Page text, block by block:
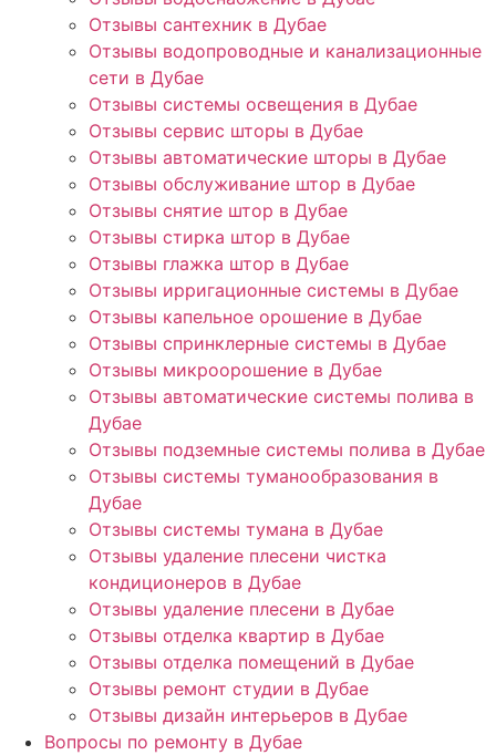
Отзывы сантехник в Дубае
Отзывы водопроводные и канализационные
сети в Дубае
Отзывы системы освещения в Дубае
Отзывы сервис шторы в Дубае
Отзывы автоматические шторы в Дубае
Отзывы обслуживание штор в Дубае
Отзывы снятие штор в Дубае
Отзывы стирка штор в Дубае
Отзывы глажка штор в Дубае
Отзывы ирригационные системы в Дубае
Отзывы капельное орошение в Дубае
Отзывы спринклерные системы в Дубае
Отзывы микроорошение в Дубае
Отзывы автоматические системы полива в
Дубае
Отзывы подземные системы полива в Дубае
Отзывы системы туманообразования в
Дубае
Отзывы системы тумана в Дубае
Отзывы удаление плесени чистка
кондиционеров в Дубае
Отзывы удаление плесени в Дубае
Отзывы отделка квартир в Дубае
Отзывы отделка помещений в Дубае
Отзывы ремонт студии в Дубае
Отзывы дизайн интерьеров в Дубае
Вопросы по ремонту в Дубае